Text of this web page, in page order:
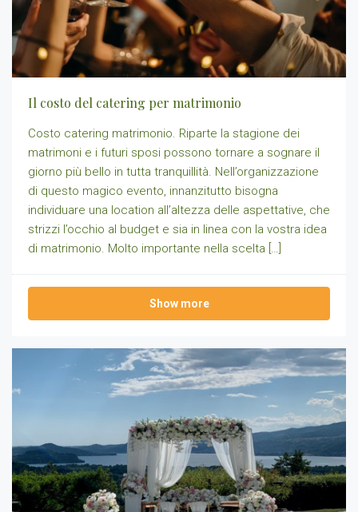
Il costo del catering per matrimonio
Costo catering matrimonio. Riparte la stagione dei
matrimoni e i futuri sposi possono tornare a sognare il
giorno più bello in tutta tranquillità. Nell’organizzazione
di questo magico evento, innanzitutto bisogna
individuare una location all’altezza delle aspettative, che
strizzi l’occhio al budget e sia in linea con la vostra idea
di matrimonio. Molto importante nella scelta […]
Show more